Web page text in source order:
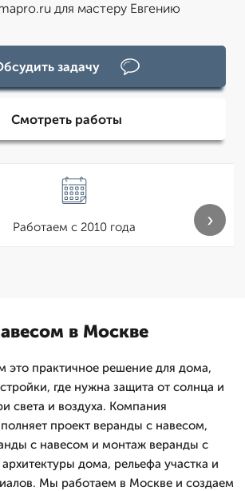
для мастеру Евгению
задачу
Смотреть работы
Работаем с 2010 года ›
в Москве
это практичное решение для дома,
где нужна защита от солнца и
света и воздуха. Компания
проект веранды с навесом,
с навесом и монтаж веранды с
дома, рельефа участка и
Мы работаем в Москве и создаем